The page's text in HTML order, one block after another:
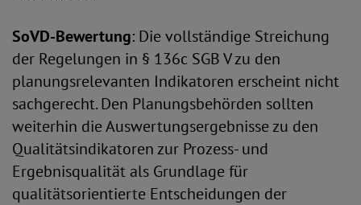
SoVD-Bewertung: Die vollständige Streichung
der Regelungen in § 136c SGB V zu den
planungsrelevanten Indikatoren erscheint nicht
sachgerecht. Den Planungsbehörden sollten
weiterhin die Auswertungsergebnisse zu den
Qualitätsindikatoren zur Prozess- und
Ergebnisqualität als Grundlage für
qualitätsorientierte Entscheidungen der